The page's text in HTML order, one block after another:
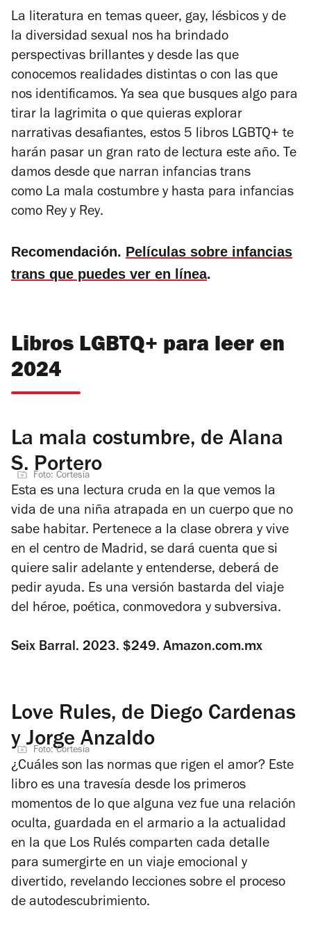
La literatura en temas queer, gay, lésbicos y de
la diversidad sexual nos ha brindado
perspectivas brillantes y desde las que
conocemos realidades distintas o con las que
nos identificamos. Ya sea que busques algo para
tirar la lagrimita o que quieras explorar
narrativas desafiantes, estos 5 libros LGBTQ+ te
harán pasar un gran rato de lectura este año. Te
damos desde que narran infancias trans
como La mala costumbre y hasta para infancias
como Rey y Rey.
Recomendación. Películas sobre infancias
trans que puedes ver en línea.
Libros LGBTQ+ para leer en
2024
La mala costumbre, de Alana
S. Portero
Foto: Cortesía
Esta es una lectura cruda en la que vemos la
vida de una niña atrapada en un cuerpo que no
sabe habitar. Pertenece a la clase obrera y vive
en el centro de Madrid, se dará cuenta que si
quiere salir adelante y entenderse, deberá de
pedir ayuda. Es una versión bastarda del viaje
del héroe, poética, conmovedora y subversiva.
Seix Barral. 2023. $249. Amazon.com.mx
Love Rules, de Diego Cardenas
y Jorge Anzaldo
Foto: Cortesía
¿Cuáles son las normas que rigen el amor? Este
libro es una travesía desde los primeros
momentos de lo que alguna vez fue una relación
oculta, guardada en el armario a la actualidad
en la que Los Rulés comparten cada detalle
para sumergirte en un viaje emocional y
divertido, revelando lecciones sobre el proceso
de autodescubrimiento.